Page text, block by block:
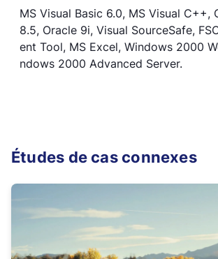
MS Visual Basic 6.0, MS Visual C++,
8.5, Oracle 9i, Visual SourceSafe,
ent Tool, MS Excel, Windows 2000
ndows 2000 Advanced Server.
Études de cas connexes